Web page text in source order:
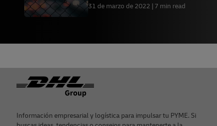
31 de marzo de 2022 7 min read
Pie de página
Información empresarial y logística para impulsar tu PYME. Si